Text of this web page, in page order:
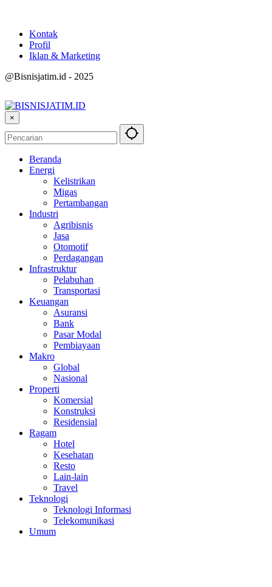
Kontak
Profil
Iklan & Marketing
@Bisnisjatim.id - 2025
×
Beranda
Energi
Kelistrikan
Migas
Pertambangan
Industri
Agribisnis
Jasa
Otomotif
Perdagangan
Infrastruktur
Pelabuhan
Transportasi
Keuangan
Asuransi
Bank
Pasar Modal
Pembiayaan
Makro
Global
Nasional
Properti
Komersial
Konstruksi
Residensial
Ragam
Hotel
Kesehatan
Resto
Lain-lain
Travel
Teknologi
Teknologi Informasi
Telekomunikasi
Umum